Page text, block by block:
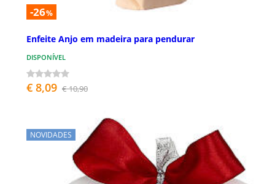
-26%
Enfeite Anjo em madeira para pendurar
DISPONÍVEL
€ 8,09 € 10,90
NOVIDADES